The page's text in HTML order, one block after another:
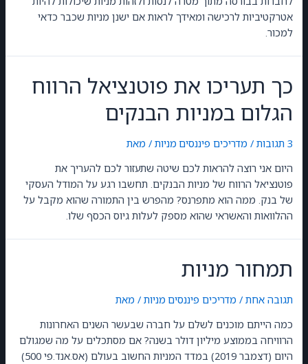
אטרקטיביות לרכישה ומאידך לראות אם ישנן מניות שכבר כדאי
למכור.
כך תעריכו את פוטנציאל הרווח
הגלום במניות הבנקים
3 תגובות / מדריכים פיננסים מניות / מאת
היום אני רוצה להראות לכם שיטה שתעזור לכם להעריך את
פוטנציאל הרווח של מניות הבנקים. תחשבו רגע על המודל העסקי
של בנק. ממה הוא מתפרנס? מהפרש בין התמורה שהוא מקבל על
ההלוואות והאשראי שהוא מספק לעלות גיוס הכסף שלו.
תמחור מניות
תגובה אחת / מדריכים פיננסים מניות / מאת
כמה הייתם מוכנים לשלם על חברה שבעשר השנים האחרונות
הרוויחה בממוצע מיליון דולר בשנה? אם מסתכלים על מה שמגולם
היום (דצמבר 2019) במדד המניות החשוב בעולם (אס.אנד.פי 500)